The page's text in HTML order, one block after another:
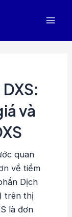
và
quan
về tiềm
Dịch
trên thị
là đơn